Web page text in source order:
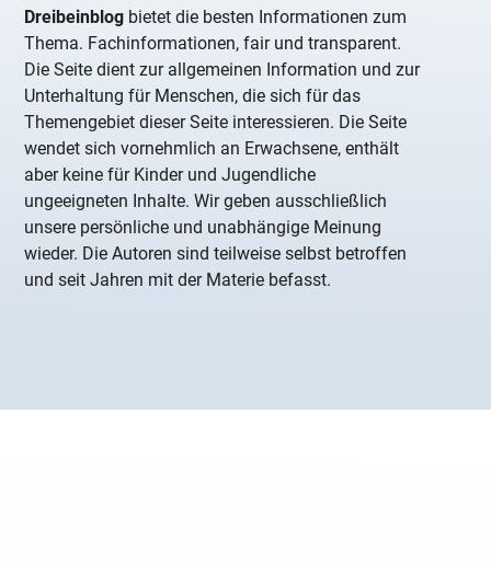
Dreibeinblog bietet die besten Informationen zum
Thema. Fachinformationen, fair und transparent.
Die Seite dient zur allgemeinen Information und zur
Unterhaltung für Menschen, die sich für das
Themengebiet dieser Seite interessieren. Die Seite
wendet sich vornehmlich an Erwachsene, enthält
aber keine für Kinder und Jugendliche
ungeeigneten Inhalte. Wir geben ausschließlich
unsere persönliche und unabhängige Meinung
wieder. Die Autoren sind teilweise selbst betroffen
und seit Jahren mit der Materie befasst.